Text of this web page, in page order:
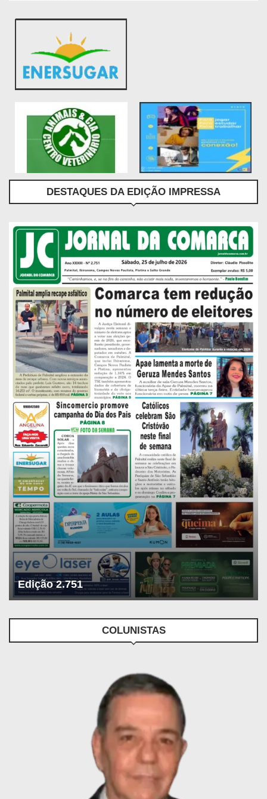
DESTAQUES DA EDIÇÃO IMPRESSA
Edição 2.751
COLUNISTAS